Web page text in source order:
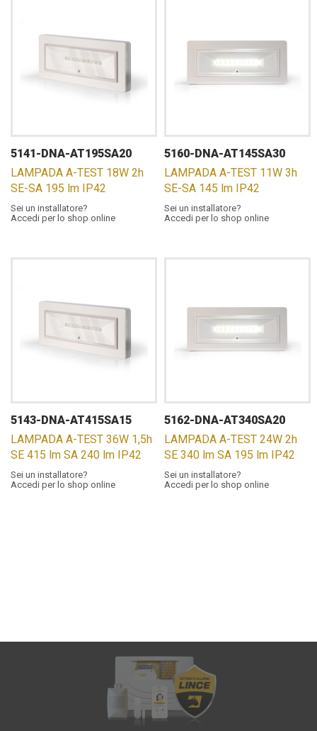
5141-DNA-AT195SA20
LAMPADA A-TEST 18W 2h
SE-SA 195 lm IP42
Sei un installatore?
Accedi per lo shop online
5160-DNA-AT145SA30
LAMPADA A-TEST 11W 3h
SE-SA 145 lm IP42
Sei un installatore?
Accedi per lo shop online
5143-DNA-AT415SA15
LAMPADA A-TEST 36W 1,5h
SE 415 lm SA 240 lm IP42
Sei un installatore?
Accedi per lo shop online
5162-DNA-AT340SA20
LAMPADA A-TEST 24W 2h
SE 340 lm SA 195 lm IP42
Sei un installatore?
Accedi per lo shop online